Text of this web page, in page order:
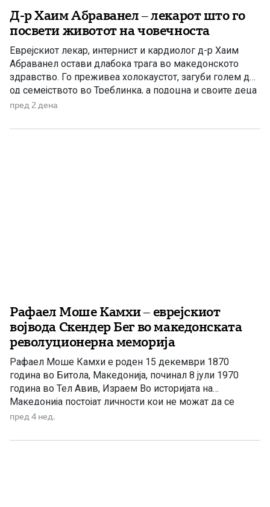
Д-р Хаим Абраванел – лекарот што го
посвети животот на човечноста
Еврејскиот лекар, интернист и кардиолог д-р Хаим
Абраванел остави длабока трага во македонското
здравство. Го преживеа холокаустот, загуби голем дел
од семејството во Треблинка, а подоцна и своите деца
во катастрофалниот земјотрес во Скопје. Д-р Хаим
Пирот, тогаш во Кралството Србија, во многучлено
пред 2 дена
Рафаел Моше Камхи – еврејскиот
војвода Скендер Бег во македонската
револуционерна меморија
Рафаел Моше Камхи е роден 15 декември 1870
година во Битола, Македонија, починал 8 јули 1970
година во Тел Авив, Израем Во историјата на
Македонија постојат личности кои не можат да се
сместат само во една биографска рамка. Тие не се
настаните во кои учествувале, туку поради
пред 4 нед.